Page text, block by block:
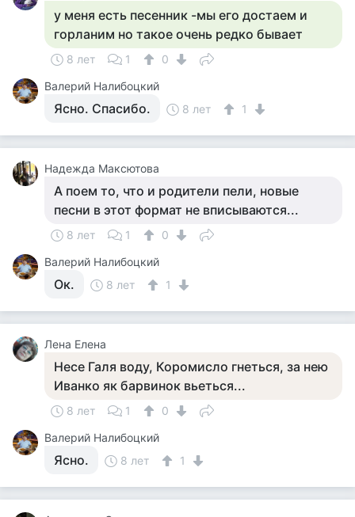
у меня есть песенник -мы его достаем и
горланим но такое очень редко бывает
8 лет 1
0
Валерий Налибоцкий
Ясно. Спасибо. 8 лет 1
Надежда Максютова
А поем то, что и родители пели, новые
песни в этот формат не вписываются...
8 лет 1
0
Валерий Налибоцкий
Ок. 8 лет 1
Лена Елена
Несе Галя воду, Коромисло гнеться, за нею
Иванко як барвинок вьеться...
8 лет 1
0
Валерий Налибоцкий
Ясно. 8 лет 1